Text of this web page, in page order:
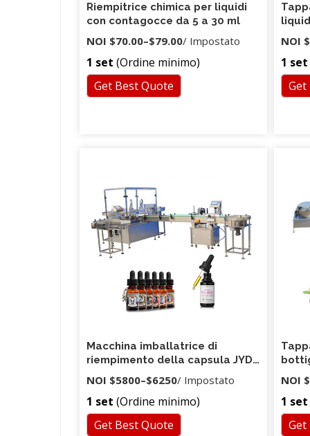
Riempitrice chimica per liquidi
con contagocce da 5 a 30 ml
NOI $70.00–$79.00/ Impostato
1 set (Ordine minimo)
Get Best Quote
alta
NOI
1 set
Get
Macchina imballatrice di
riempimento della capsula JYD
Coffee Full Full 10ml 30ml 50ml
automatica completa
NOI $5800–$6250/ Impostato
1 set (Ordine minimo)
Get Best Quote
NOI
1 set
Get